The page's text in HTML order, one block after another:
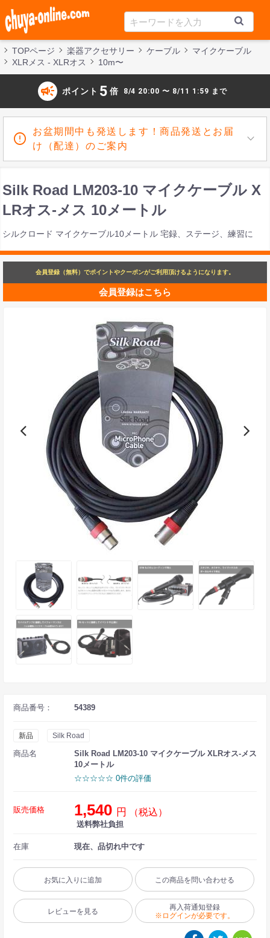
TOPページ 楽器アクセサリー ケーブル
マイクケーブル
XLRメス - XLRオス
10m〜
campaign ポイント 5 倍 8/4 20:00 〜 8/11 1:59 まで
お盆期間中も発送します！商品発送とお届
け（配達）のご案内
Silk Road LM203-10 マイクケーブル X
LRオス-メス 10メートル
シルクロード マイクケーブル10メートル 宅録、ステージ、練習に
会員登録（無料）でポイントやクーポンがご利用頂けるようになります。
会員登録はこちら
商品番号： 54389
新品 Silk Road
商品名
Silk Road LM203-10 マイクケーブル XLRオス-メス
10メートル
☆☆☆☆☆ 0件の評価
販売価格 1,540 円 （税込）
送料弊社負担
在庫 現在、品切れ中です
お気に入りに追加 この商品を問い合わせる
レビューを見る
再入荷通知登録
※ログインが必要です。